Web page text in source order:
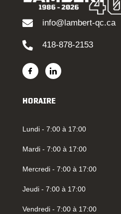
info@lambert-qc.ca
418-878-2153
HORAIRE
Lundi - 7:00 à 17:00
Mardi - 7:00 à 17:00
Mercredi - 7:00 à 17:00
Jeudi - 7:00 à 17:00
Vendredi - 7:00 à 17:00